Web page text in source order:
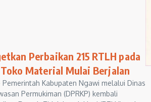
Perbaikan 215 RTLH pada
Material Mulai Berjalan
Kabupaten Ngawi melalui Dinas
Permukiman (DPRKP) kembali